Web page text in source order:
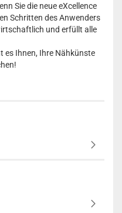
Sie die neue eXcellence
Schritten des Anwenders
und erfüllt alle
es Ihnen, Ihre Nähkünste